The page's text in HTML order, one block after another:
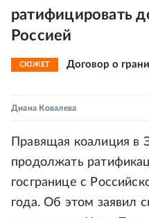
ратифицировать
Россией
СЮЖЕТ Договор о
Диана Ковалева
Правящая коалиция в
продолжать
госгранице с
года. Об этом заявил